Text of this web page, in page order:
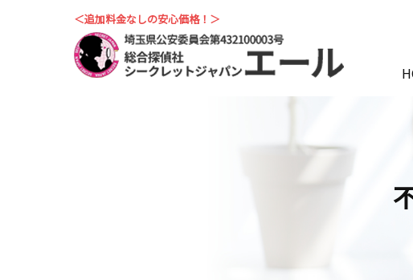
＜追加料金なしの安心価格！＞